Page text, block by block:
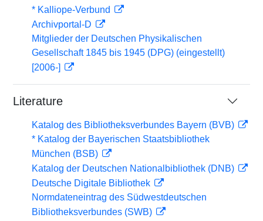
* Kalliope-Verbund
Archivportal-D
Mitglieder der Deutschen Physikalischen
Gesellschaft 1845 bis 1945 (DPG) (eingestellt)
[2006-]
Literature
Katalog des Bibliotheksverbundes Bayern (BVB)
* Katalog der Bayerischen Staatsbibliothek
München (BSB)
Katalog der Deutschen Nationalbibliothek (DNB)
Deutsche Digitale Bibliothek
Normdateneintrag des Südwestdeutschen
Bibliotheksverbundes (SWB)